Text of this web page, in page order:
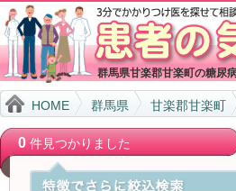
群馬県甘楽郡甘楽町の糖尿
HOME 群馬県 甘楽郡甘楽町
0件見つかりました